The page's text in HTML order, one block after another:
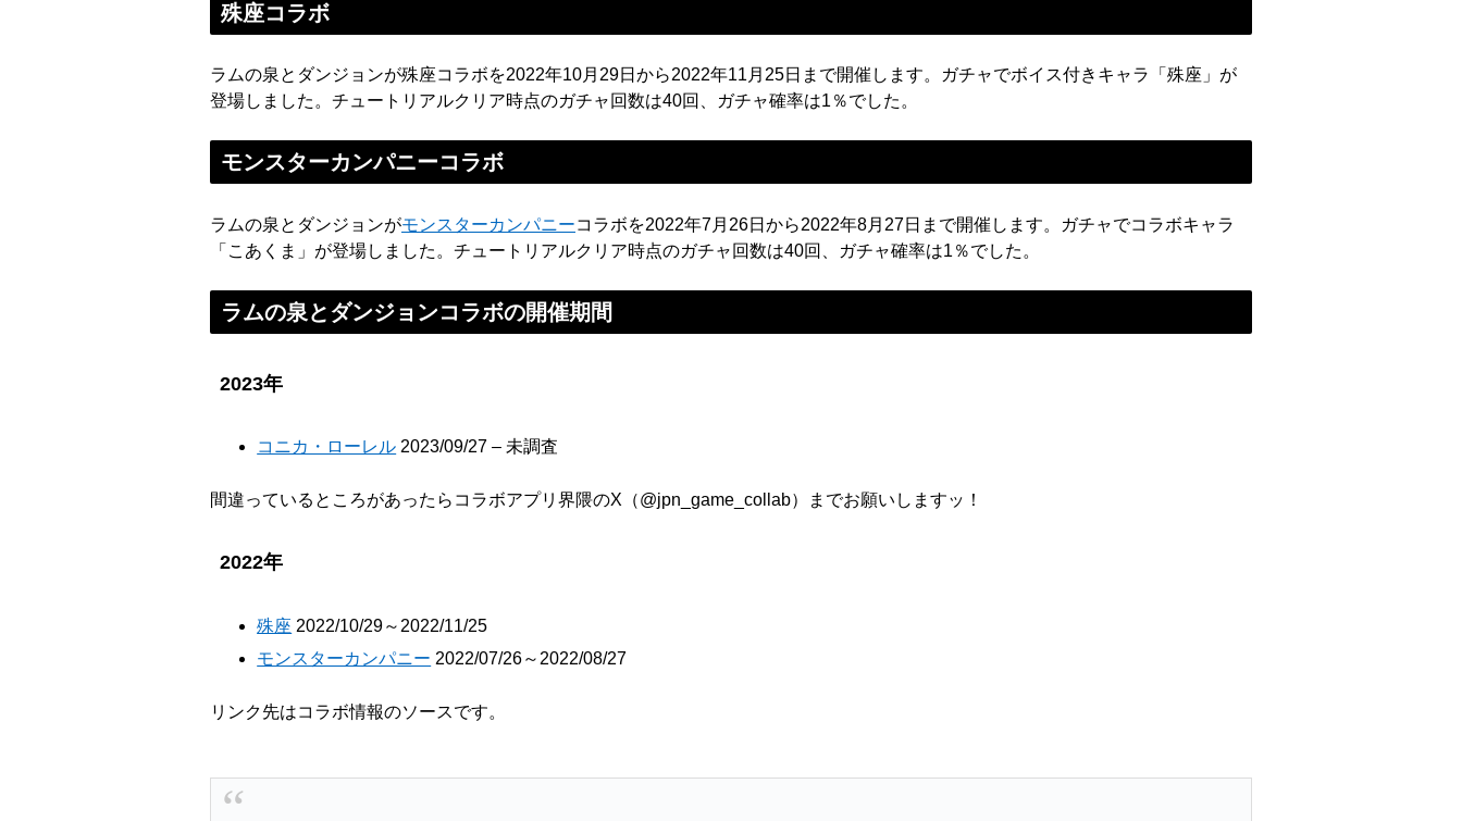
殊座コラボ
ラムの泉とダンジョンが殊座コラボを2022年10月29日から2022年11月25日まで開催します。ガチャでボイス付きキャラ「殊座」が
登場しました。チュートリアルクリア時点のガチャ回数は40回、ガチャ確率は1％でした。
モンスターカンパニーコラボ
ラムの泉とダンジョンがモンスターカンパニーコラボを2022年7月26日から2022年8月27日まで開催します。ガチャでコラボキャラ
「こあくま」が登場しました。チュートリアルクリア時点のガチャ回数は40回、ガチャ確率は1％でした。
ラムの泉とダンジョンコラボの開催期間
2023年
コニカ・ローレル 2023/09/27 – 未調査
間違っているところがあったらコラボアプリ界隈のX（@jpn_game_collab）までお願いしますッ！
2022年
殊座 2022/10/29～2022/11/25
モンスターカンパニー 2022/07/26～2022/08/27
リンク先はコラボ情報のソースです。